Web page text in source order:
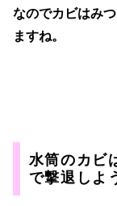
なのでカビはみ
ますね。
水筒のカビ
で撃退しよ